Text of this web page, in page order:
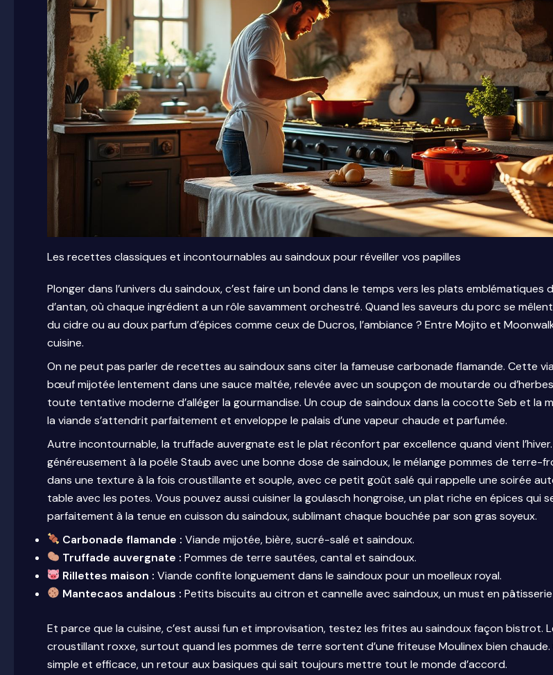
Les recettes classiques et incontournables au saindoux pour réveiller vos papilles
Plonger dans l’univers du saindoux, c’est faire un bond dans le temps vers les plats emblématiques
d’antan, où chaque ingrédient a un rôle savamment orchestré. Quand les saveurs du porc se mêlent
du cidre ou au doux parfum d’épices comme ceux de Ducros, l’ambiance ? Entre Mojito et
cuisine.
On ne peut pas parler de recettes au saindoux sans citer la fameuse carbonade flamande. Cette
bœuf mijotée lentement dans une sauce maltée, relevée avec un soupçon de moutarde ou
toute tentative moderne d’alléger la gourmandise. Un coup de saindoux dans la cocotte Seb et la
la viande s’attendrit parfaitement et enveloppe le palais d’une vapeur chaude et parfumée.
Autre incontournable, la truffade auvergnate est le plat réconfort par excellence quand vient
généreusement à la poêle Staub avec une bonne dose de saindoux, le mélange pommes de terre-
dans une texture à la fois croustillante et souple, avec ce petit goût salé qui rappelle une soirée
table avec les potes. Vous pouvez aussi cuisiner la goulasch hongroise, un plat riche en épices qui
parfaitement à la tenue en cuisson du saindoux, sublimant chaque bouchée par son gras soyeux.
Carbonade flamande : Viande mijotée, bière, sucré-salé et saindoux.
Truffade auvergnate : Pommes de terre sautées, cantal et saindoux.
Rillettes maison : Viande confite longuement dans le saindoux pour un moelleux royal.
Mantecaos andalous : Petits biscuits au citron et cannelle avec saindoux, un must en
Et parce que la cuisine, c’est aussi fun et improvisation, testez les frites au saindoux façon bistrot.
croustillant roxxe, surtout quand les pommes de terre sortent d’une friteuse Moulinex bien chaude.
simple et efficace, un retour aux basiques qui sait toujours mettre tout le monde d’accord.